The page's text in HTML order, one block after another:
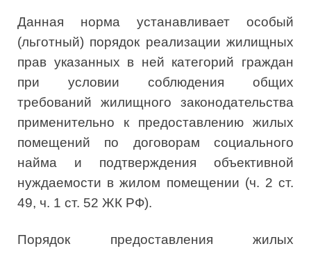
Данная норма устанавливает особый
(льготный) порядок реализации жилищных
прав указанных в ней категорий граждан
при условии соблюдения общих
требований жилищного законодательства
применительно к предоставлению жилых
помещений по договорам социального
найма и подтверждения объективной
нуждаемости в жилом помещении (ч. 2 ст.
49, ч. 1 ст. 52 ЖК РФ).
Порядок предоставления жилых